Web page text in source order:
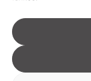
Klepnutím